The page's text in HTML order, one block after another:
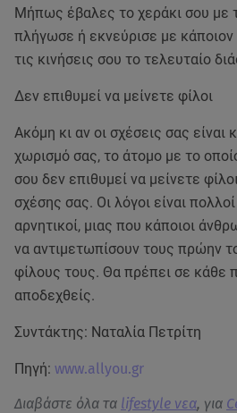
Μήπως έβαλες το χεράκι σου με
πλήγωσε ή εκνεύρισε με
τις κινήσεις σου το τελευταίο
Δεν επιθυμεί να μείνετε φίλοι
Ακόμη κι αν οι σχέσεις σας είναι
χωρισμό σας, το άτομο με το
σου δεν επιθυμεί να μείνετε
σχέσης σας. Οι λόγοι είναι
αρνητικοί, μιας που κάποιοι
να αντιμετωπίσουν τους πρώην
φίλους τους. Θα πρέπει σε κάθε
αποδεχθείς.
Συντάκτης: Ναταλία Πετρίτη
Πηγή: www.allyou.gr
Διαβάστε όλα τα lifestyle νεα, για